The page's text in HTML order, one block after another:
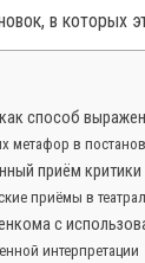
в которых
способ
метафор в
приём
приёмы в
с
интерпретации